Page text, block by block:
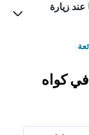
زيارة
في كواه